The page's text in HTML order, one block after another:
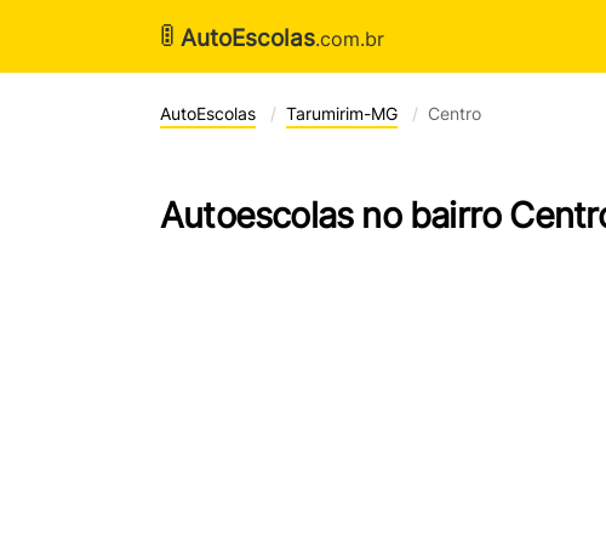
🚦 AutoEscolas.com.br
AutoEscolas Tarumirim-MG Centro
Autoescolas no bairro